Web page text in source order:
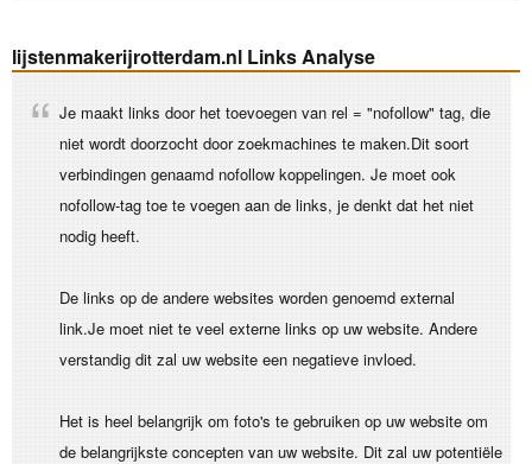
lijstenmakerijrotterdam.nl Links Analyse
Je maakt links door het toevoegen van rel = "nofollow" tag, die
niet wordt doorzocht door zoekmachines te maken.Dit soort
verbindingen genaamd nofollow koppelingen. Je moet ook
nofollow-tag toe te voegen aan de links, je denkt dat het niet
nodig heeft.
De links op de andere websites worden genoemd external
link.Je moet niet te veel externe links op uw website. Andere
verstandig dit zal uw website een negatieve invloed.
Het is heel belangrijk om foto's te gebruiken op uw website om
de belangrijkste concepten van uw website. Dit zal uw potentiële